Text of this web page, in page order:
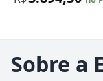
Sobre a